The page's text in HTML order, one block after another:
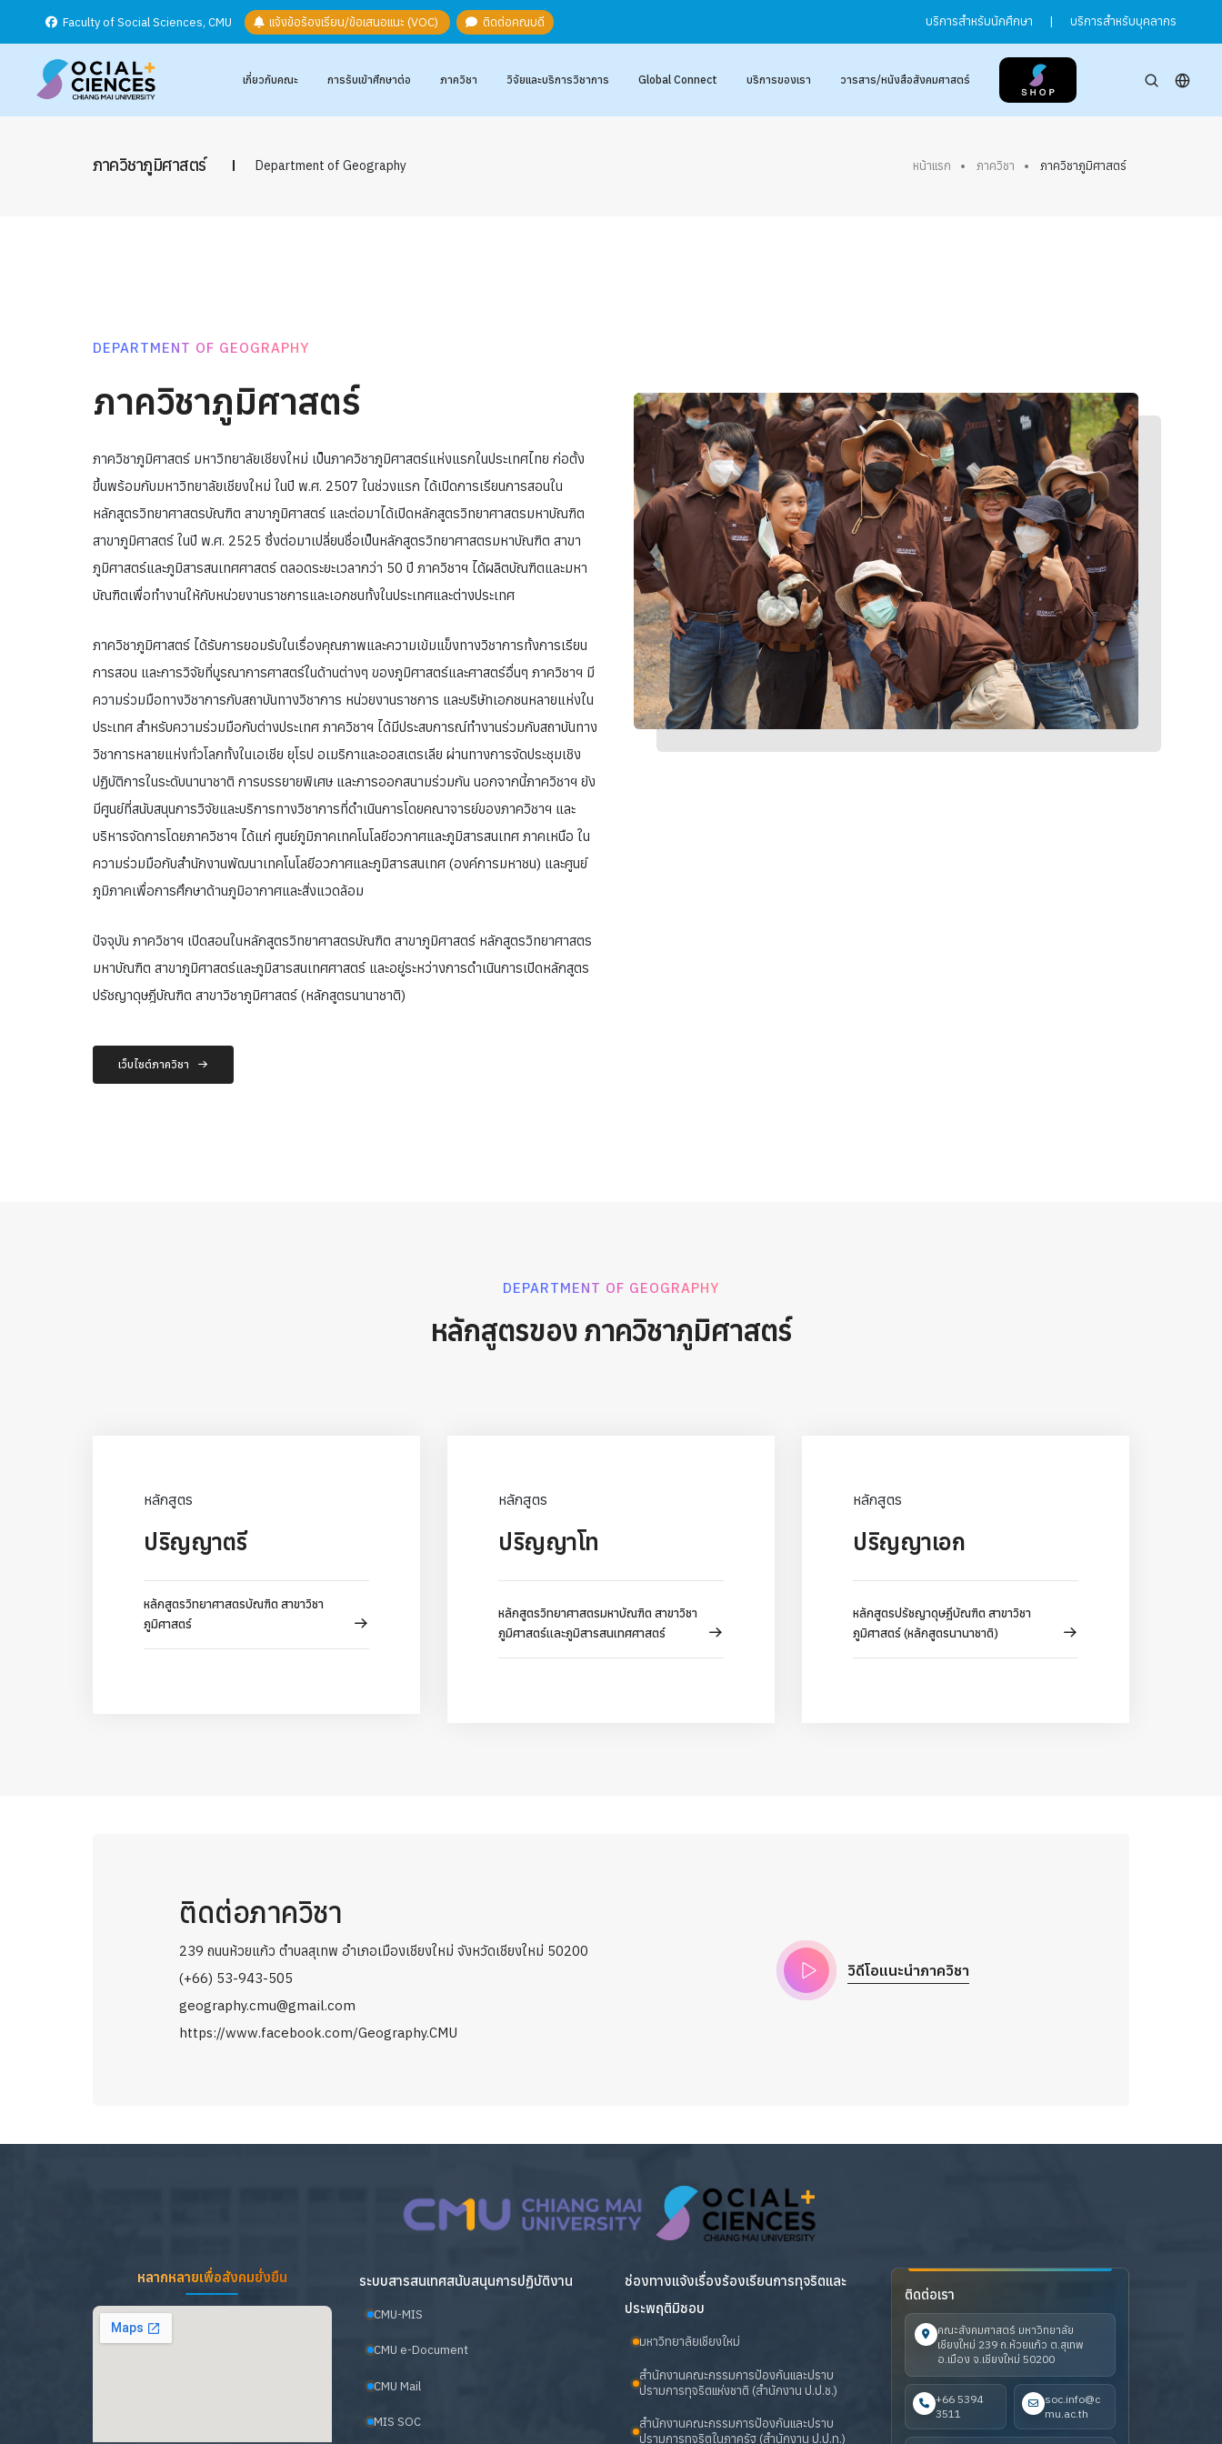
Faculty of Social Sciences, CMU แจ้งข้อร้องเรียน/ข้อเสนอแนะ (VOC) ติดต่อคณบดี บริการสำหรับนักศึกษา | บริการสำหรับบุคลากร
เกี่ยวกับคณะ การรับเข้าศึกษาต่อ ภาควิชา วิจัยและบริการวิชาการ Global Connect บริการของเรา วารสาร/หนังสือสังคมศาสตร์
ภาควิชาภูมิศาสตร์ Department of Geography หน้าแรก ภาควิชา ภาควิชาภูมิศาสตร์
DEPARTMENT OF GEOGRAPHY
ภาควิชาภูมิศาสตร์
ภาควิชาภูมิศาสตร์ มหาวิทยาลัยเชียงใหม่ เป็นภาควิชาภูมิศาสตร์แห่งแรกในประเทศไทย ก่อตั้ง
ขึ้นพร้อมกับมหาวิทยาลัยเชียงใหม่ ในปี พ.ศ. 2507 ในช่วงแรก ได้เปิดการเรียนการสอนใน
หลักสูตรวิทยาศาสตรบัณฑิต สาขาภูมิศาสตร์ และต่อมาได้เปิดหลักสูตรวิทยาศาสตรมหาบัณฑิต
สาขาภูมิศาสตร์ ในปี พ.ศ. 2525 ซึ่งต่อมาเปลี่ยนชื่อเป็นหลักสูตรวิทยาศาสตรมหาบัณฑิต สาขา
ภูมิศาสตร์และภูมิสารสนเทศศาสตร์ ตลอดระยะเวลากว่า 50 ปี ภาควิชาฯ ได้ผลิตบัณฑิตและมหา
บัณฑิตเพื่อทำงานให้กับหน่วยงานราชการและเอกชนทั้งในประเทศและต่างประเทศ
ภาควิชาภูมิศาสตร์ ได้รับการยอมรับในเรื่องคุณภาพและความเข้มแข็งทางวิชาการทั้งการเรียน
การสอน และการวิจัยที่บูรณาการศาสตร์ในด้านต่างๆ ของภูมิศาสตร์และศาสตร์อื่นๆ ภาควิชาฯ มี
ความร่วมมือทางวิชาการกับสถาบันทางวิชาการ หน่วยงานราชการ และบริษัทเอกชนหลายแห่งใน
ประเทศ สำหรับความร่วมมือกับต่างประเทศ ภาควิชาฯ ได้มีประสบการณ์ทำงานร่วมกับสถาบันทาง
วิชาการหลายแห่งทั่วโลกทั้งในเอเชีย ยุโรป อเมริกาและออสเตรเลีย ผ่านทางการจัดประชุมเชิง
ปฏิบัติการในระดับนานาชาติ การบรรยายพิเศษ และการออกสนามร่วมกัน นอกจากนี้ภาควิชาฯ ยัง
มีศูนย์ที่สนับสนุนการวิจัยและบริการทางวิชาการที่ดำเนินการโดยคณาจารย์ของภาควิชาฯ และ
บริหารจัดการโดยภาควิชาฯ ได้แก่ ศูนย์ภูมิภาคเทคโนโลยีอวกาศและภูมิสารสนเทศ ภาคเหนือ ใน
ความร่วมมือกับสำนักงานพัฒนาเทคโนโลยีอวกาศและภูมิสารสนเทศ (องค์การมหาชน) และศูนย์
ภูมิภาคเพื่อการศึกษาด้านภูมิอากาศและสิ่งแวดล้อม
ปัจจุบัน ภาควิชาฯ เปิดสอนในหลักสูตรวิทยาศาสตรบัณฑิต สาขาภูมิศาสตร์ หลักสูตรวิทยาศาสตร
มหาบัณฑิต สาขาภูมิศาสตร์และภูมิสารสนเทศศาสตร์ และอยู่ระหว่างการดำเนินการเปิดหลักสูตร
ปรัชญาดุษฎีบัณฑิต สาขาวิชาภูมิศาสตร์ (หลักสูตรนานาชาติ)
เว็บไซต์ภาควิชา
DEPARTMENT OF GEOGRAPHY
หลักสูตรของ ภาควิชาภูมิศาสตร์
หลักสูตร
ปริญญาตรี
หลักสูตรวิทยาศาสตรบัณฑิต สาขาวิชา
ภูมิศาสตร์
หลักสูตร
ปริญญาโท
หลักสูตรวิทยาศาสตรมหาบัณฑิต สาขาวิชา
ภูมิศาสตร์และภูมิสารสนเทศศาสตร์
หลักสูตร
ปริญญาเอก
หลักสูตรปรัชญาดุษฎีบัณฑิต สาขาวิชา
ภูมิศาสตร์ (หลักสูตรนานาชาติ)
ติดต่อภาควิชา
239 ถนนห้วยแก้ว ตำบลสุเทพ อำเภอเมืองเชียงใหม่ จังหวัดเชียงใหม่ 50200
(+66) 53-943-505
geography.cmu@gmail.com
https://www.facebook.com/Geography.CMU
วิดีโอแนะนำภาควิชา
หลากหลายเพื่อสังคมยั่งยืน ระบบสารสนเทศสนับสนุนการปฏิบัติงาน
CMU-MIS
CMU e-Document
CMU Mail
MIS SOC
ช่องทางแจ้งเรื่องร้องเรียนการทุจริตและ
ประพฤติมิชอบ
มหาวิทยาลัยเชียงใหม่
สำนักงานคณะกรรมการป้องกันและปราบ
ปรามการทุจริตแห่งชาติ (สำนักงาน ป.ป.ช.)
สำนักงานคณะกรรมการป้องกันและปราบ
ปรามการทุจริตในภาครัฐ (สำนักงาน ป.ป.ท.)
ติดต่อเรา
คณะสังคมศาสตร์ มหาวิทยาลัย
เชียงใหม่ 239 ถ.ห้วยแก้ว ต.สุเทพ
อ.เมือง จ.เชียงใหม่ 50200
+66 5394
3511
soc.info@c
mu.ac.th